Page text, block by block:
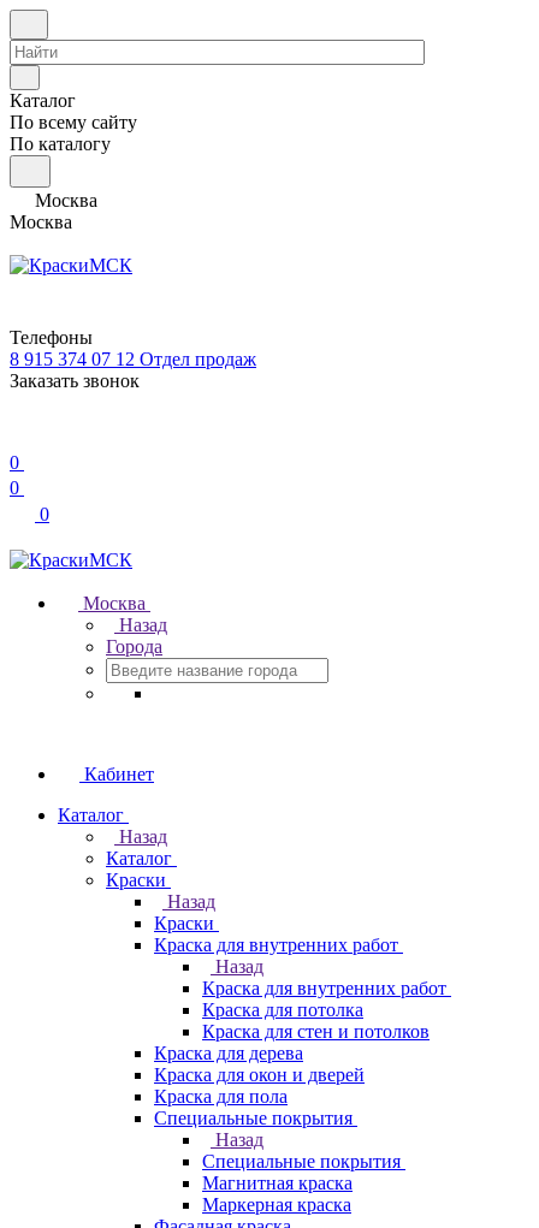
Каталог
По всему сайту
По каталогу
Москва
Москва
Телефоны
8 915 374 07 12 Отдел продаж
Заказать звонок
0
0
0
Москва
Назад
Города
Кабинет
Каталог
Назад
Каталог
Краски
Назад
Краски
Краска для внутренних работ
Назад
Краска для внутренних работ
Краска для потолка
Краска для стен и потолков
Краска для дерева
Краска для окон и дверей
Краска для пола
Специальные покрытия
Назад
Специальные покрытия
Магнитная краска
Маркерная краска